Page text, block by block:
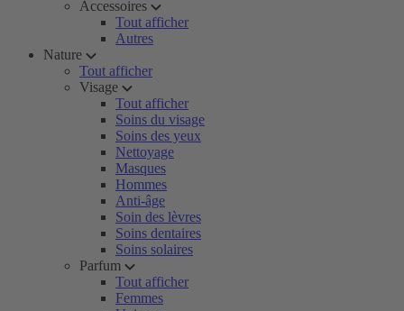
Accessoires
Tout afficher
Autres
Nature
Tout afficher
Visage
Tout afficher
Soins du visage
Soins des yeux
Nettoyage
Masques
Hommes
Anti-âge
Soin des lèvres
Soins dentaires
Soins solaires
Parfum
Tout afficher
Femmes